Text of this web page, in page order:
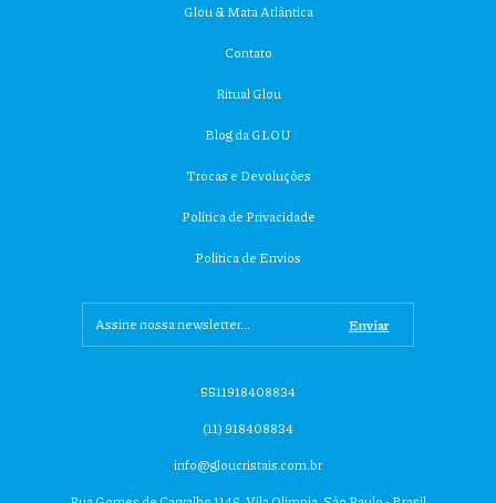
Glou & Mata Atlântica
Contato
Ritual Glou
Blog da GLOU
Trocas e Devoluções
Política de Privacidade
Política de Envios
5511918408834
(11) 918408834
info@gloucristais.com.br